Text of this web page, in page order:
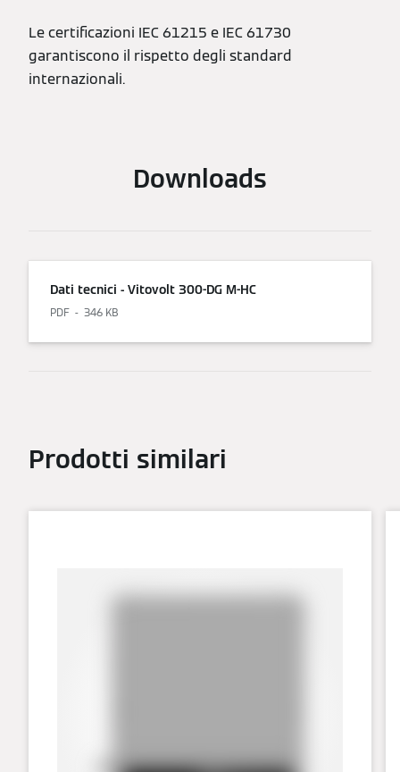
Le certificazioni IEC 61215 e IEC 61730
garantiscono il rispetto degli standard
internazionali.
Downloads
Dati tecnici - Vitovolt 300-DG M-HC
PDF 346 KB
Prodotti similari